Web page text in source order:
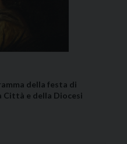
della festa di
Città e della Diocesi